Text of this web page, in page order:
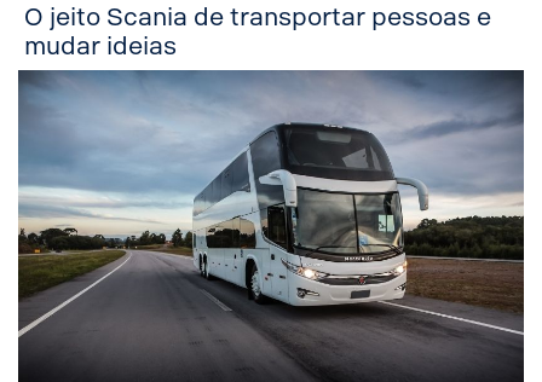
O jeito Scania de transportar pessoas e
mudar ideias